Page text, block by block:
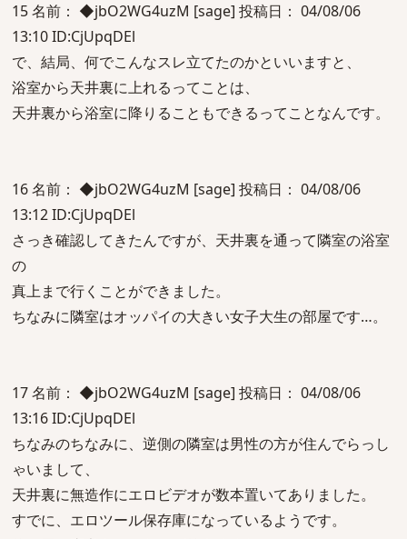
15 名前： ◆jbO2WG4uzM [sage] 投稿日： 04/08/06
13:10 ID:CjUpqDEl
で、結局、何でこんなスレ立てたのかといいますと、
浴室から天井裏に上れるってことは、
天井裏から浴室に降りることもできるってことなんです。
16 名前： ◆jbO2WG4uzM [sage] 投稿日： 04/08/06
13:12 ID:CjUpqDEl
さっき確認してきたんですが、天井裏を通って隣室の浴室
の
真上まで行くことができました。
ちなみに隣室はオッパイの大きい女子大生の部屋です…。
17 名前： ◆jbO2WG4uzM [sage] 投稿日： 04/08/06
13:16 ID:CjUpqDEl
ちなみのちなみに、逆側の隣室は男性の方が住んでらっし
ゃいまして、
天井裏に無造作にエロビデオが数本置いてありました。
すでに、エロツール保存庫になっているようです。